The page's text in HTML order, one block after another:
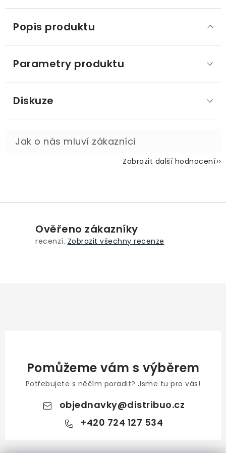
Popis produktu
Parametry produktu
Diskuze
Zobrazit další hodnocení
Ověřeno zákazníky
recenzí. Zobrazit všechny recenze
Pomůžeme vám s výběrem
Potřebujete s něčím poradit? Jsme tu pro vás!
objednavky@distribuo.cz
+420 724 127 534
Z